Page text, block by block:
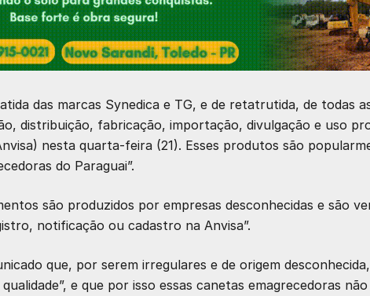
das marcas Synedica e TG, e de retatrutida, de todas
distribuição, fabricação, importação, divulgação e uso
nesta quarta-feira (21). Esses produtos são
do Paraguai”.
são produzidos por empresas desconhecidas e são
notificação ou cadastro na Anvisa”.
que, por serem irregulares e de origem
e que por isso essas canetas emagrecedoras